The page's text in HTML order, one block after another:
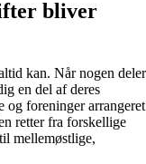
bliver
kan. Når nogen deler
en del af deres
og foreninger arrangeret
retter fra forskellige
mellemøstlige,